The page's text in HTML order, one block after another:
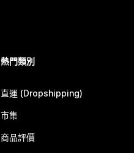
熱門類別
直運 (Dropshipping)
市集
商品評價